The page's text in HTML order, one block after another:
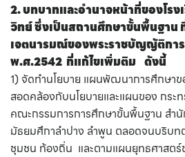
2. บทบาทและอำนาจหน้าที่ของโร
วิทย์ ซึ่งเป็นสถานศึกษาขั้นพื้นฐาน
เจตนารมณ์ของพระราชบัญญัติกา
พ.ศ.2542 ที่แก้ไขเพิ่มติม ดังนี้
1) จัดทํานโยบาย แผนพัฒนาการศึกษา
สอดคล้องกับนโยบายและแผนของ กระ
คณะกรรมการการศึกษาขั้นพื้นฐาน สํา
มัธยมศึกาลำปาง ลำพูน ตลอดจนบริบท
ชุมชน ท้องถิ่น และตามแผนยุทธศาสตร์